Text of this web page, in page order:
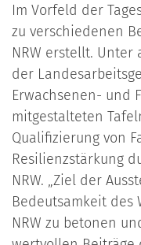
Im Vorfeld der
zu verschiedenen
NRW erstellt. Unter
der
Erwachsenen- und
mitgestalteten
Qualifizierung von
Resilienzstärkung
NRW. „Ziel der
Bedeutsamkeit des
NRW zu betonen